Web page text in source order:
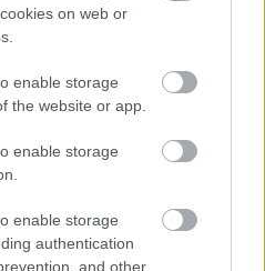
on web or
enable storage
the website or app.
enable storage
enable storage
authentication
and other
And It Dies From A